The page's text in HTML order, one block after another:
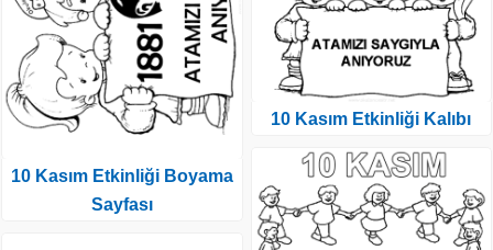
10 Kasım Etkinliği Boyama
Sayfası
10 Kasım Etkinliği Kalıbı